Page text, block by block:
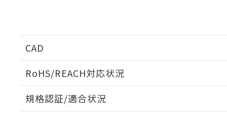
CAD
RoHS/REACH対応状況
EU RoHS 注意事項・凡例
規格認証/適合状況